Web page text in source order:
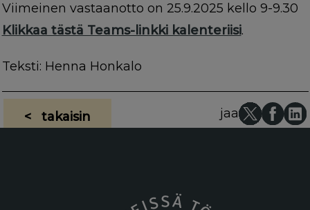
Viimeinen vastaanotto on 25.9.2025 kello 9-9.30
Klikkaa tästä Teams-linkki kalenteriisi.
Teksti: Henna Honkalo
< takaisin jaa